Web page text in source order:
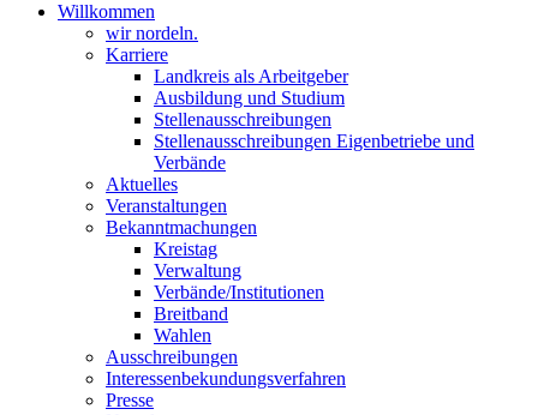
Willkommen
wir nordeln.
Karriere
Landkreis als Arbeitgeber
Ausbildung und Studium
Stellenausschreibungen
Stellenausschreibungen Eigenbetriebe und
Verbände
Aktuelles
Veranstaltungen
Bekanntmachungen
Kreistag
Verwaltung
Verbände/Institutionen
Breitband
Wahlen
Ausschreibungen
Interessen­bekundungsverfahren
Presse